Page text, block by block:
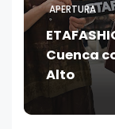
APERTURA
Cuenca
Alto